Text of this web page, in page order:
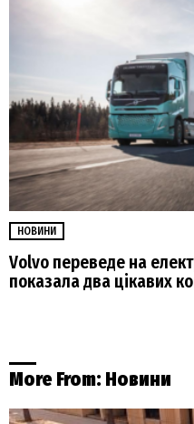
НОВИНИ
Volvo переведе на
показала два цікавих
More From: Новини